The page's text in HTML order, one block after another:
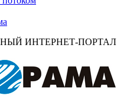
ИНТЕРНЕТ-ПОРТАЛ